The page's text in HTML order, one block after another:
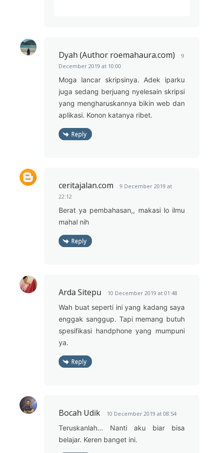
Dyah (Author roemahaura.com)
9
December 2019 at 10:00
Moga lancar skripsinya. Adek iparku
juga sedang berjuang nyelesain skripsi
yang mengharuskannya bikin web dan
aplikasi. Konon katanya ribet.
Reply
ceritajalan.com
9 December 2019 at
22:12
Berat ya pembahasan,, makasi lo ilmu
mahal nih
Reply
Arda Sitepu 10 December 2019 at 01:48
Wah buat seperti ini yang kadang saya
enggak sanggup. Tapi memang butuh
spesifikasi handphone yang mumpuni
ya.
Reply
Bocah Udik 10 December 2019 at 08:54
Teruskanlah... Nanti aku biar bisa
belajar. Keren banget ini.